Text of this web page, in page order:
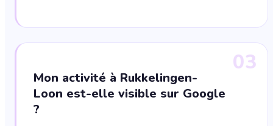
03
Mon activité à Rukkelingen-
Loon est-elle visible sur Google
?